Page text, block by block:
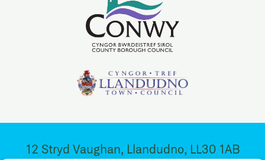
12 Stryd Vaughan, Llandudno, LL30 1AB